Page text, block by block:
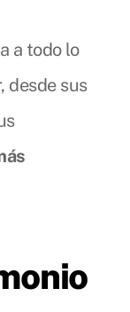
a todo lo
desde sus